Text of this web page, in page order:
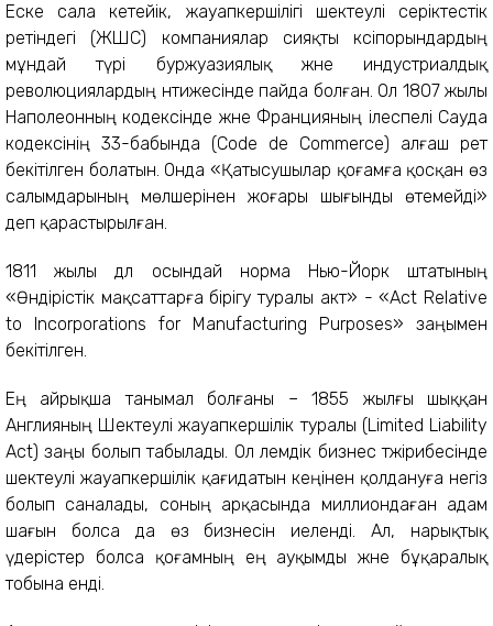
Еске сала кетейік, жауапкершілігі шектеулі серіктестік
ретіндегі (ЖШС) компаниялар сияқты кәсіпорындардың
мұндай түрі буржуазиялық және индустриалдық
революциялардың нәтижесінде пайда болған. Ол 1807 жылы
Наполеонның кодексінде және Францияның ілеспелі Сауда
кодексінің 33-бабында (Code de Commerce) алғаш рет
бекітілген болатын. Онда «Қатысушылар қоғамға қосқан өз
салымдарының мөлшерінен жоғары шығынды өтемейді»
деп қарастырылған.
1811 жылы дәл осындай норма Нью-Йорк штатының
«Өндірістік мақсаттарға бірігу туралы акт» - «Act Relative
to Incorporations for Manufacturing Purposes» заңымен
бекітілген.
Ең айрықша танымал болғаны – 1855 жылғы шыққан
Англияның Шектеулі жауапкершілік туралы (Limited Liability
Act) заңы болып табылады. Ол әлемдік бизнес тәжірибесінде
шектеулі жауапкершілік қағидатын кеңінен қолдануға негіз
болып саналады, соның арқасында миллиондаған адам
шағын болса да өз бизнесін иеленді. Ал, нарықтық
үдерістер болса қоғамның ең ауқымды және бұқаралық
тобына енді.